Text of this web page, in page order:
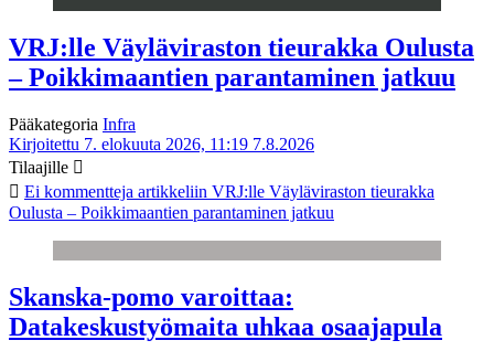
VRJ:lle Väyläviraston tieurakka Oulusta
– Poikkimaantien parantaminen jatkuu
Pääkategoria Infra
Kirjoitettu 7. elokuuta 2026, 11:19 7.8.2026
Tilaajille
Ei kommentteja artikkeliin VRJ:lle Väyläviraston tieurakka
Oulusta – Poikkimaantien parantaminen jatkuu
Skanska-pomo varoittaa:
Datakeskustyömaita uhkaa osaajapula